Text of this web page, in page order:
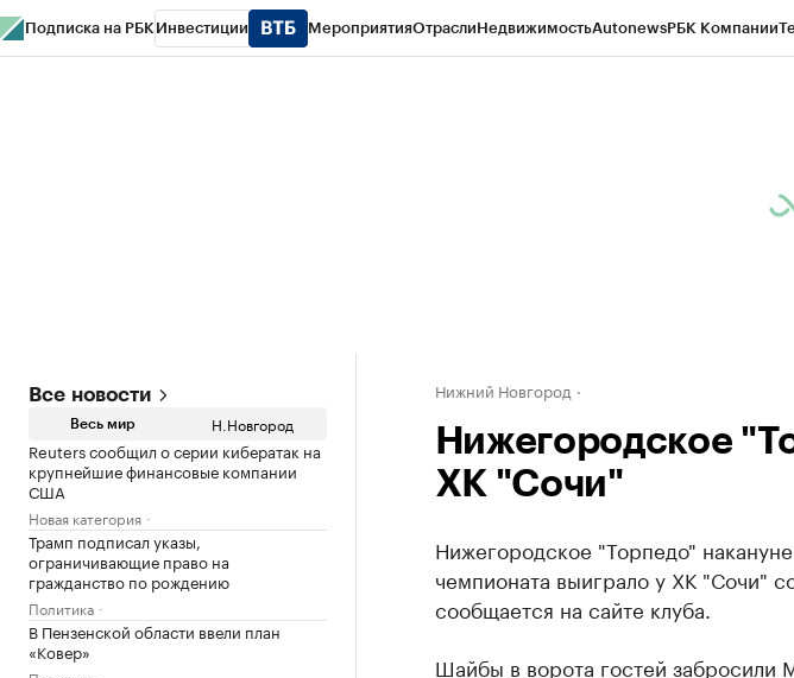
Подписка на РБК Инвестиции МероприятияОтраслиНедвижимостьAutonewsРБК Компании
Все новости
Весь мир Н.Новгород
Reuters сообщил о серии кибератак на
крупнейшие финансовые компании
США
Новая категория
Трамп подписал указы,
ограничивающие право на
гражданство по рождению
Политика
В Пензенской области ввели план
«Ковер»
Нижний Новгород
Нижегородское
ХК "Сочи"
Нижегородское "Торпедо"
чемпионата выиграло у ХК "Сочи"
сообщается на сайте клуба.
Шайбы в ворота гостей